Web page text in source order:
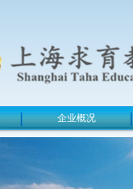
企业概况